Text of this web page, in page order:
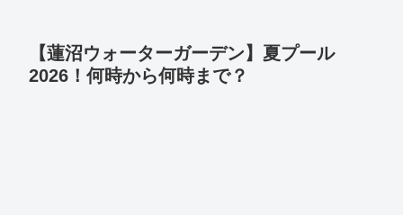
【蓮沼ウォーターガーデン】夏プール
2026！何時から何時まで？